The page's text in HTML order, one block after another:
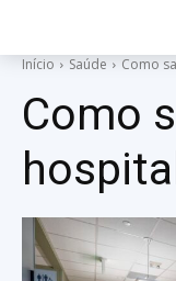
Início Saúde Como
Como